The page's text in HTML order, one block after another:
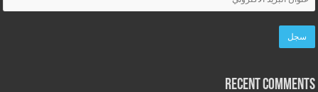
Recent Comments